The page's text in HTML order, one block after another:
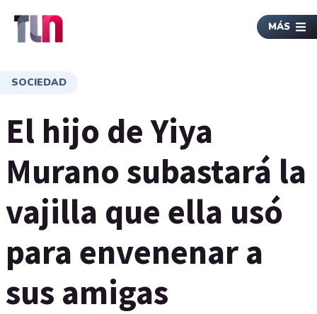
MÁS
SOCIEDAD
El hijo de Yiya
Murano subastará la
vajilla que ella usó
para envenenar a
sus amigas